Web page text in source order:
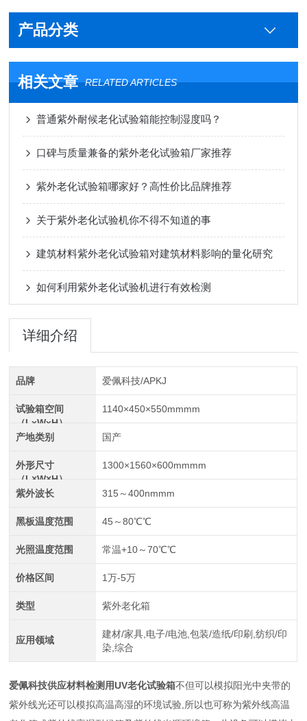
产品分类
相关文章 RELATED ARTICLES
普通紫外耐候老化试验箱能控制湿度吗？
口碑与质量兼备的紫外老化试验箱厂家推荐
紫外老化试验箱哪家好？高性价比品牌推荐
关于紫外老化试验机你不得不知道的事
建筑材料紫外老化试验箱对建筑材料影响的量化研究
如何利用紫外老化试验机进行有效检测
详细介绍
品牌 爱佩科技/APKJ
试验箱空间
（LxWxH）
1140×450×550mmmm
产地类别 国产
外形尺寸
（L×W×H）
1300×1560×600mmmm
紫外波长 315～400nmmm
黑板温度范围 45～80℃℃
光照温度范围 常温+10～70℃℃
价格区间 1万-5万
类型 紫外老化箱
应用领域
建材/家具,电子/电池,包装/造纸/印刷,纺织/印
染,综合
爱佩科技供应材料检测用UV老化试验箱不但可以模拟阳光中夹带的
紫外线光还可以模拟高温高湿的环境试验,所以也可称为紫外线高温